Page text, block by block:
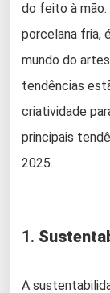
do feito à
porcelana fria,
mundo do
tendências
criatividade
principais
2025.
1.
A